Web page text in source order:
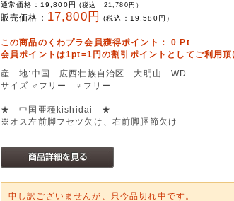
通常価格： 19,800円 (税込： 21,780円）
販売価格： 17,800円 (税込： 19,580円）
この商品のくわプラ会員獲得ポイント：0 Pt
会員ポイントは1pt=1円の割引ポイントとしてご利用頂
産 地:中国 広西壮族自治区 大明山 WD
サイズ:♂フリー ♀フリー
★ 中国亜種kishidai ★
※オス左前脚フセツ欠け、右前脚脛節欠け
申し訳ございませんが、只今品切れ中です。